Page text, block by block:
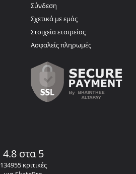
Σύνδεση
Σχετικά με εμάς
Στοιχεία εταιρείας
Ασφαλείς πληρωμές
4.8 στα 5
134955 κριτικές